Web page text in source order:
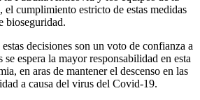
cumplimiento estricto de estas medidas
bioseguridad.
decisiones son un voto de confianza a
espera la mayor responsabilidad en esta
en aras de mantener el descenso en las
a causa del virus del Covid-19.